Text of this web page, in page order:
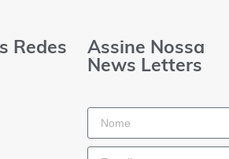
Redes
Assine Nossa
News Letters